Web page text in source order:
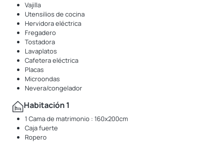
Vajilla
Utensilios de cocina
Hervidora eléctrica
Fregadero
Tostadora
Lavaplatos
Cafetera eléctrica
Placas
Microondas
Nevera/congelador
Habitación 1
1 Cama de matrimonio : 160x200cm
Caja fuerte
Ropero